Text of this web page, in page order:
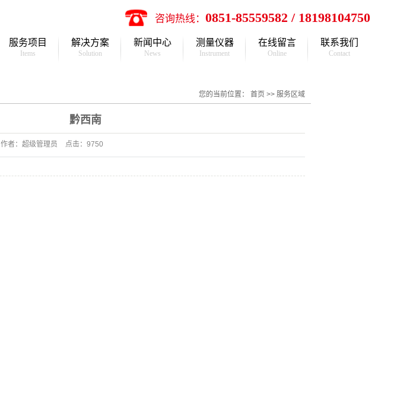
咨询热线： 0851-85559582 / 18198104750
服务项目
Items
房产测量
解决方案
Solution
无人机测绘
建筑沉降监测
新闻中心
News
测量仪器
Instrument
调校检定
在线留言
Online
联系我们
Contact
您的当前位置： 首页 >> 服务区域
黔西南
作者： 超级管理员 点击： 9750